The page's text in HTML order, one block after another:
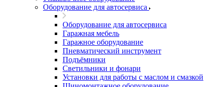
Оборудование для автосервиса
Оборудование для автосервиса
Гаражная мебель
Гаражное оборудование
Пневматический инструмент
Подъёмники
Светильники и фонари
Установки для работы с маслом и смазкой